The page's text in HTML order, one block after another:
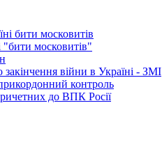
"бити московитів"
війни в Україні - ЗМІ
прикордонний контроль
до ВПК Росії